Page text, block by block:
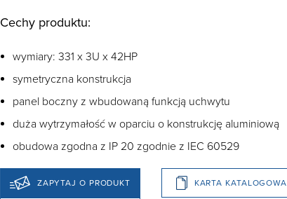
Cechy produktu:
wymiary: 331 x 3U x 42HP
symetryczna konstrukcja
panel boczny z wbudowaną funkcją uchwytu
duża wytrzymałość w oparciu o konstrukcję aluminiową
obudowa zgodna z IP 20 zgodnie z IEC 60529
ZAPYTAJ O PRODUKT KARTA KATALOGOWA